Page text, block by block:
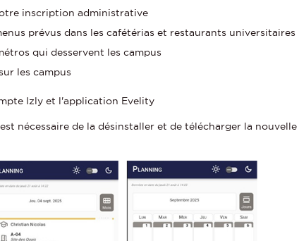
inscription administrative
prévus dans les cafétérias et restaurants universitaires
qui desservent les campus
les campus
Izly et l'application Evelity
nécessaire de la désinstaller et de télécharger la